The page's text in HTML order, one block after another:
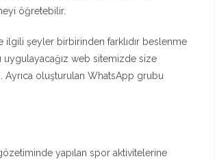
öğretebilir.
ilgili şeyler birbirinden farklıdır beslenme
web sitemizde size
Ayrıca oluşturulan WhatsApp grubu
yapılan spor aktivitelerine